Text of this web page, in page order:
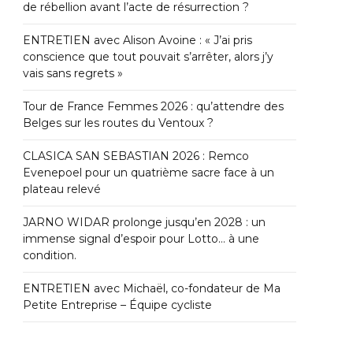
de rébellion avant l’acte de résurrection ?
ENTRETIEN avec Alison Avoine : « J’ai pris
conscience que tout pouvait s’arrêter, alors j’y
vais sans regrets »
Tour de France Femmes 2026 : qu’attendre des
Belges sur les routes du Ventoux ?
CLASICA SAN SEBASTIAN 2026 : Remco
Evenepoel pour un quatrième sacre face à un
plateau relevé
JARNO WIDAR prolonge jusqu’en 2028 : un
immense signal d’espoir pour Lotto… à une
condition.
ENTRETIEN avec Michaël, co-fondateur de Ma
Petite Entreprise – Équipe cycliste